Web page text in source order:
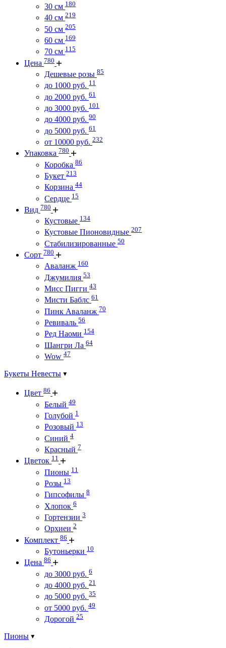
30 см 180
40 см 219
50 см 205
60 см 169
70 см 115
Цена 780
Дешевые розы 85
до 1000 руб. 11
до 2000 руб. 61
до 3000 руб. 101
до 4000 руб. 90
до 5000 руб. 61
от 10000 руб. 232
Упаковка 780
Коробка 86
Букет 213
Корзина 44
Сердце 15
Вид 780
Кустовые 134
Кустовые Пионовидные 207
Стабилизированные 50
Сорт 780
Аваланж 160
Джумилия 53
Мисс Пигги 43
Мисти Баблс 61
Пинк Аваланж 70
Ревиваль 56
Ред Наоми 154
Шангри Ла 64
Wow 47
Букеты Невесты
Цвет 86
Белый 49
Голубой 1
Розовый 13
Синий 4
Красный 7
Цветок 11
Пионы 11
Розы 13
Гипсофилы 8
Хлопок 6
Гортензии 3
Орхиеи 2
Комплект 86
Бутоньерки 10
Цена 86
до 3000 руб. 6
до 4000 руб. 21
до 5000 руб. 35
от 5000 руб. 49
Дорогой 25
Пионы